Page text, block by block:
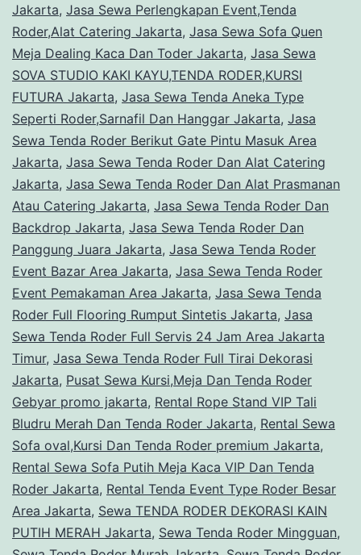
Jakarta, Jasa Sewa Perlengkapan Event,Tenda
Roder,Alat Catering Jakarta, Jasa Sewa Sofa Quen
Meja Dealing Kaca Dan Toder Jakarta, Jasa Sewa
SOVA STUDIO KAKI KAYU,TENDA RODER,KURSI
FUTURA Jakarta, Jasa Sewa Tenda Aneka Type
Seperti Roder,Sarnafil Dan Hanggar Jakarta, Jasa
Sewa Tenda Roder Berikut Gate Pintu Masuk Area
Jakarta, Jasa Sewa Tenda Roder Dan Alat Catering
Jakarta, Jasa Sewa Tenda Roder Dan Alat Prasmanan
Atau Catering Jakarta, Jasa Sewa Tenda Roder Dan
Backdrop Jakarta, Jasa Sewa Tenda Roder Dan
Panggung Juara Jakarta, Jasa Sewa Tenda Roder
Event Bazar Area Jakarta, Jasa Sewa Tenda Roder
Event Pemakaman Area Jakarta, Jasa Sewa Tenda
Roder Full Flooring Rumput Sintetis Jakarta, Jasa
Sewa Tenda Roder Full Servis 24 Jam Area Jakarta
Timur, Jasa Sewa Tenda Roder Full Tirai Dekorasi
Jakarta, Pusat Sewa Kursi,Meja Dan Tenda Roder
Gebyar promo jakarta, Rental Rope Stand VIP Tali
Bludru Merah Dan Tenda Roder Jakarta, Rental Sewa
Sofa oval,Kursi Dan Tenda Roder premium Jakarta,
Rental Sewa Sofa Putih Meja Kaca VIP Dan Tenda
Roder Jakarta, Rental Tenda Event Type Roder Besar
Area Jakarta, Sewa TENDA RODER DEKORASI KAIN
PUTIH MERAH Jakarta, Sewa Tenda Roder Mingguan,